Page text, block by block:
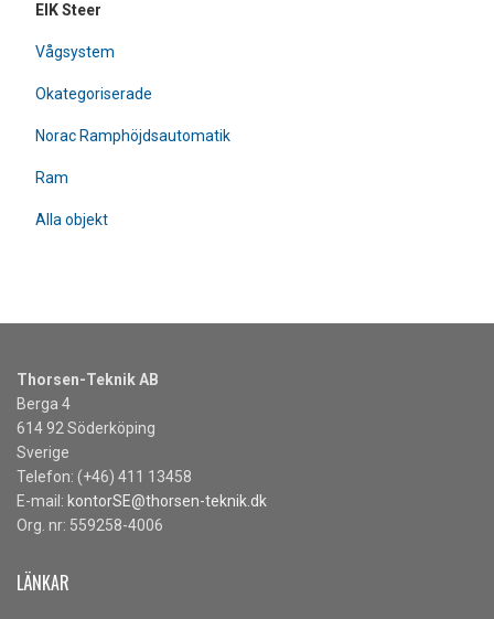
EIK Steer
Vågsystem
Okategoriserade
Norac Ramphöjdsautomatik
Ram
Alla objekt
Thorsen-Teknik AB
Berga 4
614 92 Söderköping
Sverige
Telefon: (+46) 411 13458
E-mail: kontorSE@thorsen-teknik.dk
Org. nr: 559258-4006
LÄNKAR